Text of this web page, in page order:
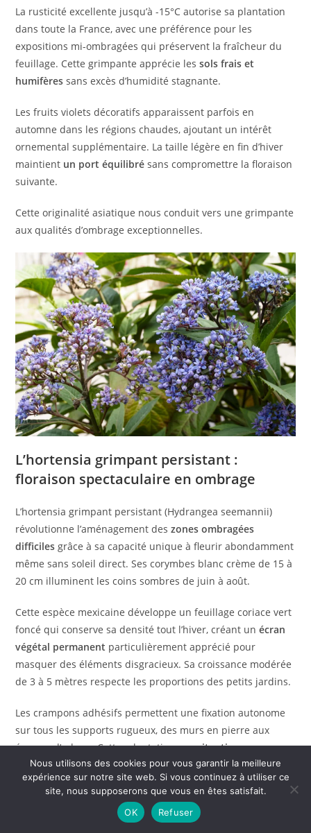
La rusticité excellente jusqu’à -15°C autorise sa plantation
dans toute la France, avec une préférence pour les
expositions mi-ombragées qui préservent la fraîcheur du
feuillage. Cette grimpante apprécie lessols frais et
humifères sans excès d’humidité stagnante.
Les fruits violets décoratifs apparaissent parfois en
automne dans les régions chaudes, ajoutant un intérêt
ornemental supplémentaire. La taille légère en fin d’hiver
maintient un port équilibré sans compromettre la floraison
suivante.
Cette originalité asiatique nous conduit vers une grimpante
aux qualités d’ombrage exceptionnelles.
L’hortensia grimpant persistant :
floraison spectaculaire en ombrage
L’hortensia grimpant persistant (Hydrangea seemannii)
révolutionne l’aménagement deszones ombragées
difficiles grâce à sa capacité unique à fleurir abondamment
même sans soleil direct. Ses corymbes blanc crème de 15 à
20 cm illuminent les coins sombres de juin à août.
Cette espèce mexicaine développe un feuillage coriace vert
foncé qui conserve sa densité tout l’hiver, créant unécran
végétal permanent particulièrement apprécié pour
masquer des éléments disgracieux. Sa croissance modérée
de 3 à 5 mètres respecte les proportions des petits jardins.
Les crampons adhésifs permettent une fixation autonome
sur tous les supports rugueux, des murs en pierre aux
écorces d’arbres. Cette adaptation auxsituations
ombragées et humidesen fait l’allié idéal des jardins
urbains encaissés ou des cours d’immeubles.
Pour optimiser la culture de cette plante et résoudre
Nous utilisons des cookies pour vous garantir la meilleure
expérience sur notre site web. Si vous continuez à utiliser ce
site, nous supposerons que vous en êtes satisfait.
OK
Refuser